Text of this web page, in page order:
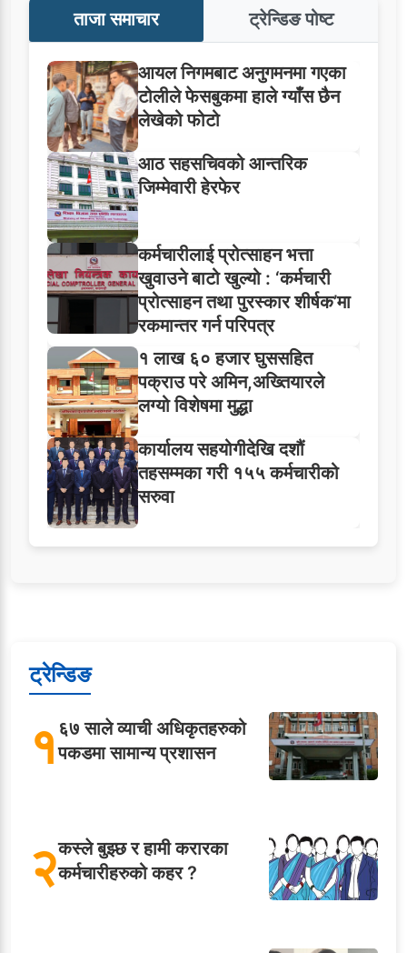
ताजा समाचार ट्रेन्डिङ पोष्ट
आयल निगमबाट अनुगमनमा गएका
टोलीले फेसबुकमा हाले ग्याँस छैन
लेखेको फोटो
आठ सहसचिवको आन्तरिक
जिम्मेवारी हेरफेर
कर्मचारीलाई प्रोत्साहन भत्ता
खुवाउने बाटो खुल्यो : ‘कर्मचारी
प्रोत्साहन तथा पुरस्कार शीर्षक’मा
रकमान्तर गर्न परिपत्र
१ लाख ६० हजार घुससहित
पक्राउ परे अमिन,अख्तियारले
लग्यो विशेषमा मुद्धा
कार्यालय सहयोगीदेखि दशौं
तहसम्मका गरी १५५ कर्मचारीको
सरुवा
ट्रेन्डिङ
१६७ साले व्याची अधिकृतहरुको
पकडमा सामान्य प्रशासन
२कस्ले बुझ्छ र हामी करारका
कर्मचारीहरुको कहर ?